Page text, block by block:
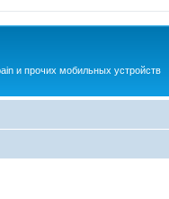
и прочих мобильных устройств